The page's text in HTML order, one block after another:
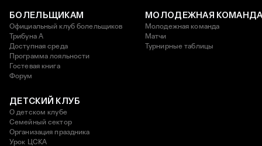
БОЛЕЛЬЩИКАМ
Официальный клуб болельщиков
Трибуна А
Доступная среда
Программа лояльности
Гостевая книга
Форум
МОЛОДЕЖНАЯ
Молодежная команда
Матчи
Турнирные таблицы
ДЕТСКИЙ КЛУБ
О детском клубе
Семейный сектор
Организация праздника
Урок ЦСКА